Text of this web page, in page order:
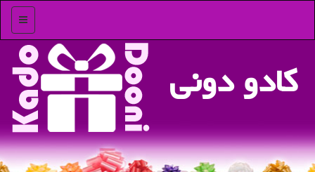
منو
كادو دونی